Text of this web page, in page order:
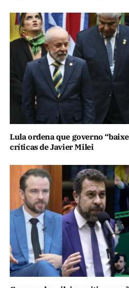
Lula ordena que governo
críticas de Javier Milei